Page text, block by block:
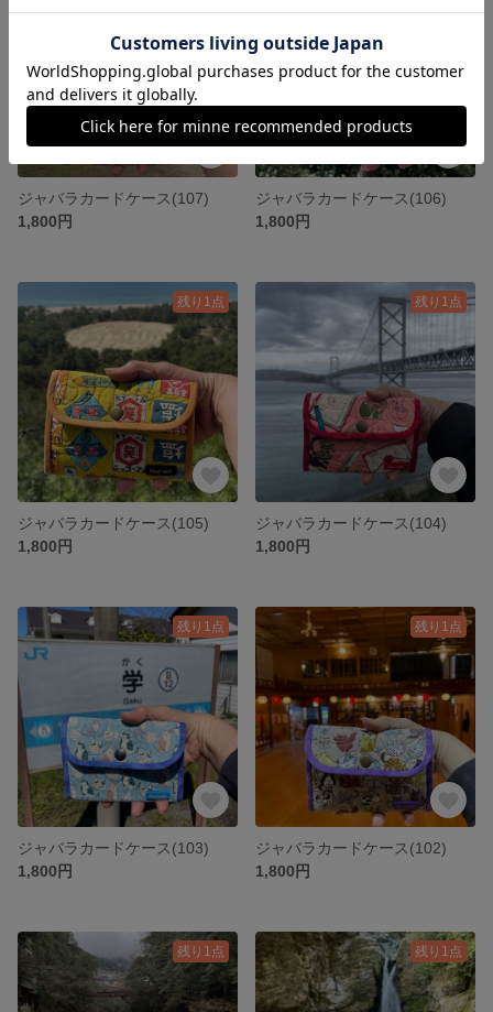
ジャバラカードケース(107)
1,800円
ジャバラカードケース(106)
1,800円
残り1点
ジャバラカードケース(105)
1,800円
残り1点
ジャバラカードケース(104)
1,800円
残り1点
ジャバラカードケース(103)
1,800円
残り1点
ジャバラカードケース(102)
1,800円
残り1点 残り1点